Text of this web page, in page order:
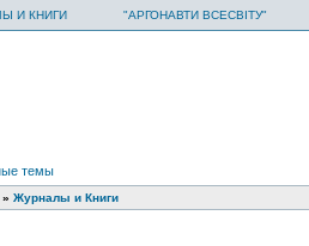
И КНИГИ "АРГОНАВТИ ВСЕСВІТУ"
темы
» Журналы и Книги